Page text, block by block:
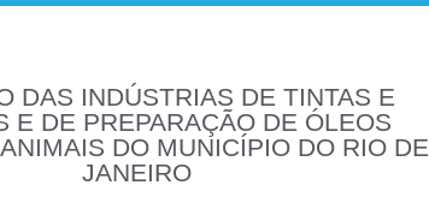
DAS INDÚSTRIAS DE TINTAS E
E DE PREPARAÇÃO DE ÓLEOS
DO MUNICÍPIO DO RIO DE
JANEIRO